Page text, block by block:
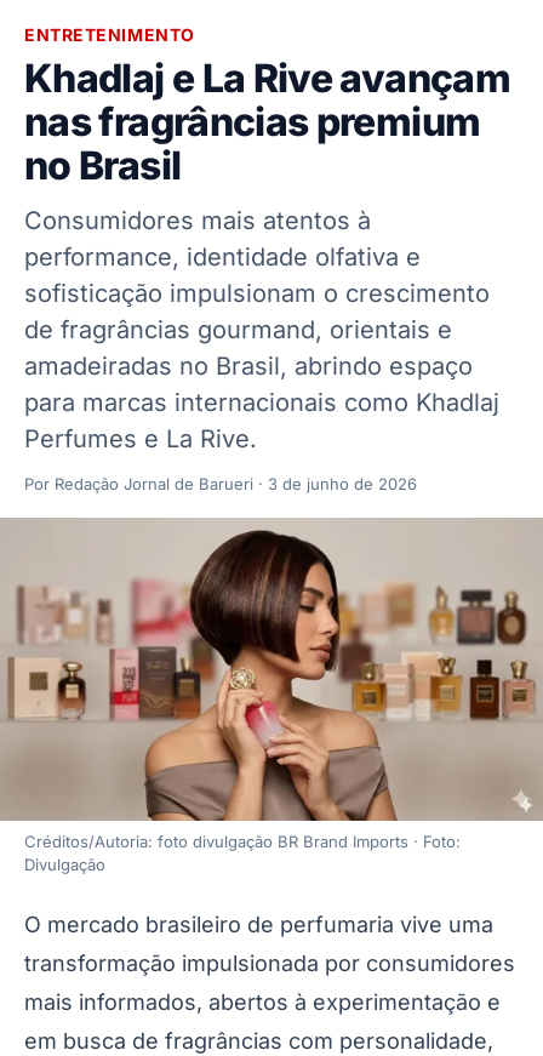
ENTRETENIMENTO
Khadlaj e La Rive avançam
nas fragrâncias premium
no Brasil
Consumidores mais atentos à
performance, identidade olfativa e
sofisticação impulsionam o crescimento
de fragrâncias gourmand, orientais e
amadeiradas no Brasil, abrindo espaço
para marcas internacionais como Khadlaj
Perfumes e La Rive.
Por Redação Jornal de Barueri · 3 de junho de 2026
Créditos/Autoria: foto divulgação BR Brand Imports · Foto:
Divulgação
O mercado brasileiro de perfumaria vive uma
transformação impulsionada por consumidores
mais informados, abertos à experimentação e
em busca de fragrâncias com personalidade,